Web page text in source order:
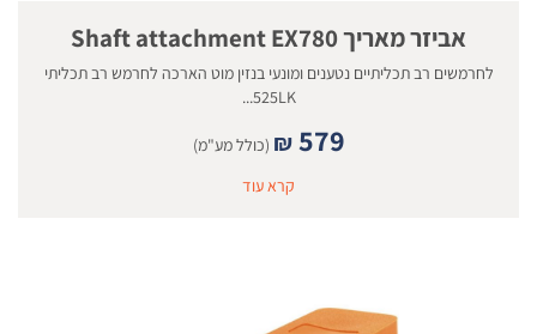
אביזר מאריך Shaft attachment EX780
לחרמשים רב תכליתיים נטענים ומונעי בנזין מוט הארכה לחרמש רב תכליתי
525LK...
₪ 579
(כולל מע"מ)
קרא עוד